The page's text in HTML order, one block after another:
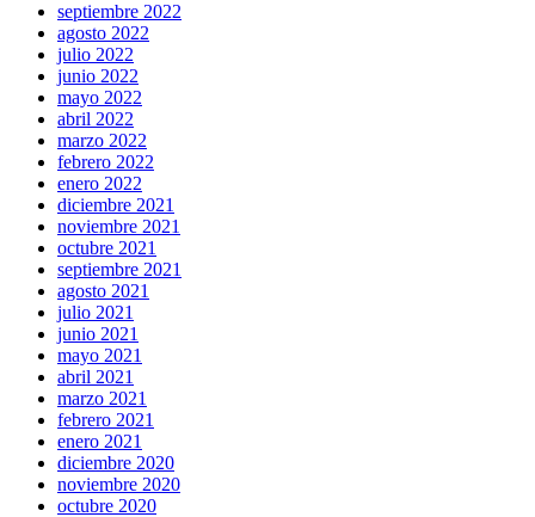
septiembre 2022
agosto 2022
julio 2022
junio 2022
mayo 2022
abril 2022
marzo 2022
febrero 2022
enero 2022
diciembre 2021
noviembre 2021
octubre 2021
septiembre 2021
agosto 2021
julio 2021
junio 2021
mayo 2021
abril 2021
marzo 2021
febrero 2021
enero 2021
diciembre 2020
noviembre 2020
octubre 2020